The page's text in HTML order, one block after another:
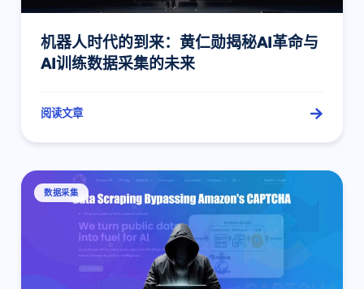
机器人时代的到来：黄仁勋揭秘AI革命与
AI训练数据采集的未来
阅读文章
数据采集